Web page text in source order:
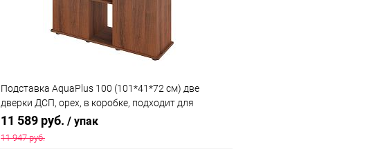
Подставка AquaPlus 100 (101*41*72 см) две
дверки ДСП, орех, в коробке, подходит для
модели аквариума LUX П200
11 589 руб. / упак
11 947 руб.